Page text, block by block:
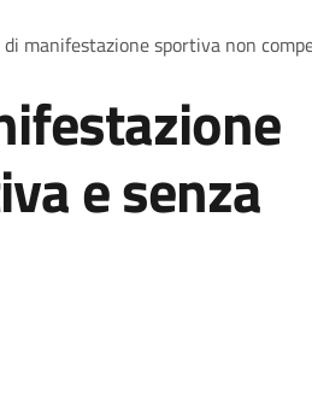
di manifestazione sportiva non
e senza